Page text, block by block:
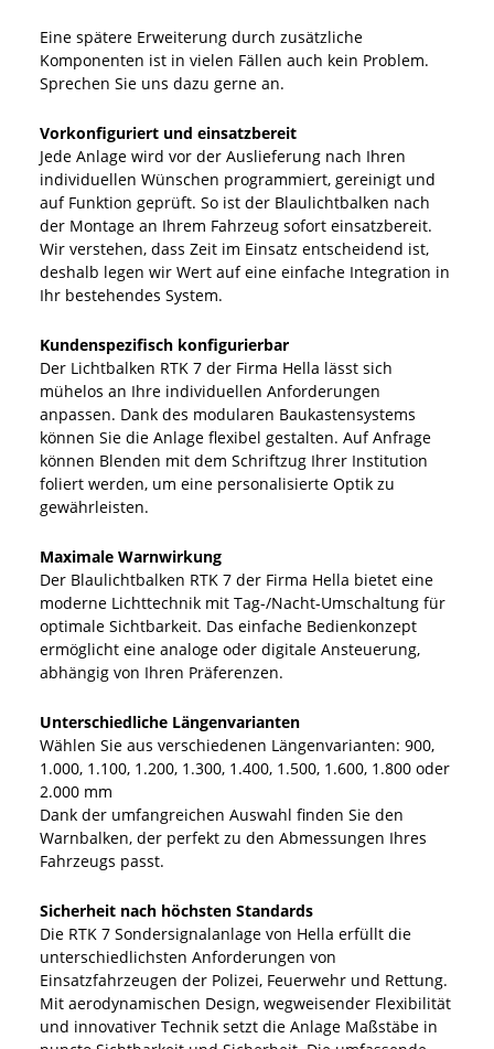
Eine spätere Erweiterung durch zusätzliche
Komponenten ist in vielen Fällen auch kein Problem.
Sprechen Sie uns dazu gerne an.
Vorkonfiguriert und einsatzbereit
Jede Anlage wird vor der Auslieferung nach Ihren
individuellen Wünschen programmiert, gereinigt und
auf Funktion geprüft. So ist der Blaulichtbalken nach
der Montage an Ihrem Fahrzeug sofort einsatzbereit.
Wir verstehen, dass Zeit im Einsatz entscheidend ist,
deshalb legen wir Wert auf eine einfache Integration in
Ihr bestehendes System.
Kundenspezifisch konfigurierbar
Der Lichtbalken RTK 7 der Firma Hella lässt sich
mühelos an Ihre individuellen Anforderungen
anpassen. Dank des modularen Baukastensystems
können Sie die Anlage flexibel gestalten. Auf Anfrage
können Blenden mit dem Schriftzug Ihrer Institution
foliert werden, um eine personalisierte Optik zu
gewährleisten.
Maximale Warnwirkung
Der Blaulichtbalken RTK 7 der Firma Hella bietet eine
moderne Lichttechnik mit Tag-/Nacht-Umschaltung für
optimale Sichtbarkeit. Das einfache Bedienkonzept
ermöglicht eine analoge oder digitale Ansteuerung,
abhängig von Ihren Präferenzen.
Unterschiedliche Längenvarianten
Wählen Sie aus verschiedenen Längenvarianten: 900,
1.000, 1.100, 1.200, 1.300, 1.400, 1.500, 1.600, 1.800 oder
2.000 mm
Dank der umfangreichen Auswahl finden Sie den
Warnbalken, der perfekt zu den Abmessungen Ihres
Fahrzeugs passt.
Sicherheit nach höchsten Standards
Die RTK 7 Sondersignalanlage von Hella erfüllt die
unterschiedlichsten Anforderungen von
Einsatzfahrzeugen der Polizei, Feuerwehr und Rettung.
Mit aerodynamischen Design, wegweisender Flexibilität
und innovativer Technik setzt die Anlage Maßstäbe in